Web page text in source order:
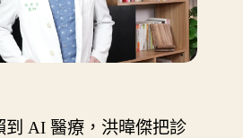
到 AI 醫療，洪暐傑把診